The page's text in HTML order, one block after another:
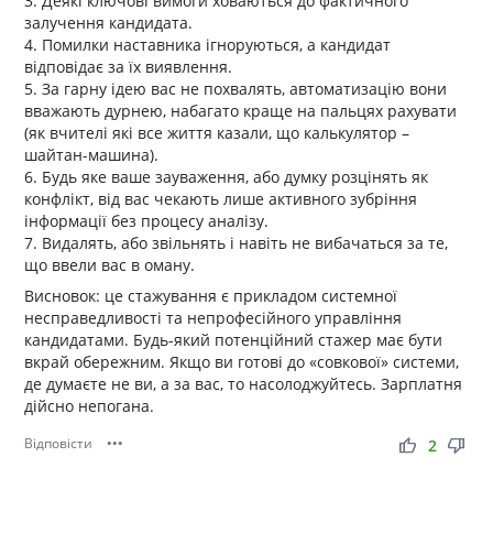
залучення кандидата.
4. Помилки наставника ігноруються, а кандидат
відповідає за їх виявлення.
5. За гарну ідею вас не похвалять, автоматизацію вони
вважають дурнею, набагато краще на пальцях рахувати
(як вчителі які все життя казали, що калькулятор –
шайтан-машина).
6. Будь яке ваше зауваження, або думку розцінять як
конфлікт, від вас чекають лише активного зубріння
інформації без процесу аналізу.
7. Видалять, або звільнять і навіть не вибачаться за те,
що ввели вас в оману.
Висновок: це стажування є прикладом системної
несправедливості та непрофесійного управління
кандидатами. Будь-який потенційний стажер має бути
вкрай обережним. Якщо ви готові до «совкової» системи,
де думаєте не ви, а за вас, то насолоджуйтесь. Зарплатня
дійсно непогана.
Відповісти ••• thumb_up thumb_down
2